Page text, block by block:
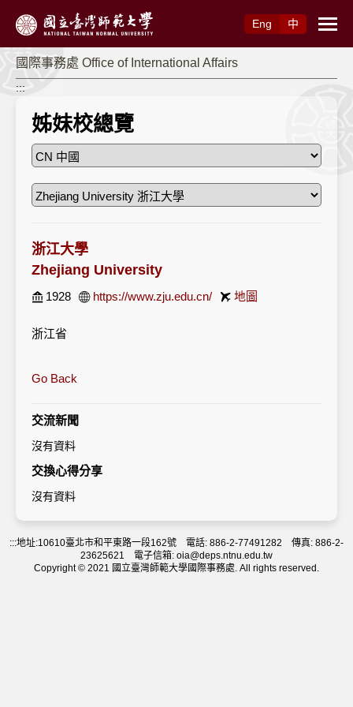
Eng
中
國際事務處 Office of International Affairs
:::
姊妹校總覽
浙江大學
Zhejiang University
1928 https://www.zju.edu.cn/ 地圖
浙江省
Go Back
交流新聞
沒有資料
交換心得分享
沒有資料
:::地址:10610臺北市和平東路一段162號 電話: 886-2-77491282 傳真: 886-2-
23625621 電子信箱: oia@deps.ntnu.edu.tw
Copyright © 2021 國立臺灣師範大學國際事務處. All rights reserved.